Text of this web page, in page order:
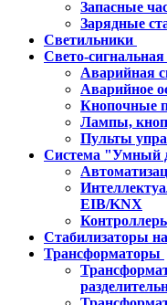
Запасные
Зарядные
Светильники
Свето-
Аварийная
Аварийное
Кнопочные
Лампы,
Пульты
Система "Умный
EIB/KNX
Стабилизаторы
Трансформаторы